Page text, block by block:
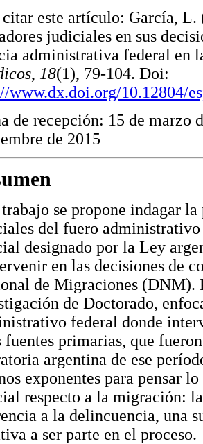
citar este artículo: García,
judiciales en sus
administrativa federal en
, 18(1), 79-104. Doi:
www.dx.doi.org/10.12804/
de recepción: 15 de marzo
de 2015
se propone indagar
del fuero
designado por la Ley
en las decisiones de
de Migraciones (DNM).
de Doctorado,
federal donde
fuentes primarias, que
argentina de ese
exponentes para pensar
respecto a la migración:
a la delincuencia, una
a ser parte en el proceso.